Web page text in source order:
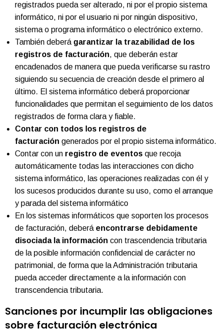
registrados pueda ser alterado, ni por el propio sistema
informático, ni por el usuario ni por ningún dispositivo,
sistema o programa informático o electrónico externo.
También deberá garantizar la trazabilidad de los
registros de facturación, que deberán estar
encadenados de manera que pueda verificarse su rastro
siguiendo su secuencia de creación desde el primero al
último. El sistema informático deberá proporcionar
funcionalidades que permitan el seguimiento de los datos
registrados de forma clara y fiable.
Contar con todos los registros de
facturación generados por el propio sistema informático.
Contar con un registro de eventos que recoja
automáticamente todas las interacciones con dicho
sistema informático, las operaciones realizadas con él y
los sucesos producidos durante su uso, como el arranque
y parada del sistema informático
En los sistemas informáticos que soporten los procesos
de facturación, deberá encontrarse debidamente
disociada la información con trascendencia tributaria
de la posible información confidencial de carácter no
patrimonial, de forma que la Administración tributaria
pueda acceder directamente a la información con
transcendencia tributaria.
Sanciones por incumplir las obligaciones
sobre facturación electrónica